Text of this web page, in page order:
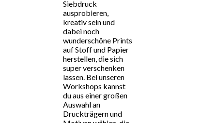
Siebdruck
ausprobieren,
kreativ sein und
dabei noch
wunderschöne Prints
auf Stoff und Papier
herstellen, die sich
super verschenken
lassen. Bei unseren
Workshops kannst
du aus einer großen
Auswahl an
Druckträgern und